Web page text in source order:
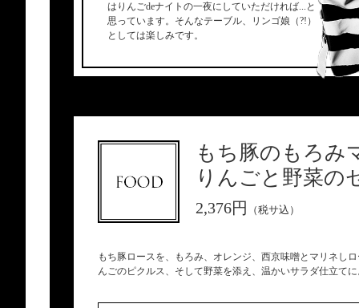
はりんごdeナイトの一夜にしていただければ...と
思っています。そんなテーブル、リンゴ娘（?!）
としては楽しみです。
もち豚のもろみ
りんごと野菜の
2,376円 （税サ込）
もち豚ロースを、もろみ、オレンジ、西京味噌とマリネし
んごのピクルス、そして野菜を添え、温かいサラダ仕立て